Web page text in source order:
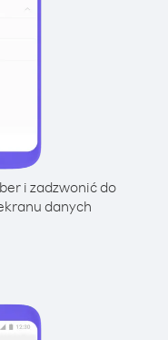
i zadzwonić do
danych